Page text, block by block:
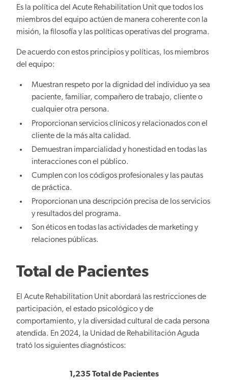
Es la política del Acute Rehabilitation Unit que todos los
miembros del equipo actúen de manera coherente con la
misión, la filosofía y las políticas operativas del programa.
De acuerdo con estos principios y políticas, los miembros
del equipo:
Muestran respeto por la dignidad del individuo ya sea
paciente, familiar, compañero de trabajo, cliente o
cualquier otra persona.
Proporcionan servicios clínicos y relacionados con el
cliente de la más alta calidad.
Demuestran imparcialidad y honestidad en todas las
interacciones con el público.
Cumplen con los códigos profesionales y las pautas
de práctica.
Proporcionan una descripción precisa de los servicios
y resultados del programa.
Son éticos en todas las actividades de marketing y
relaciones públicas.
Total de Pacientes
El Acute Rehabilitation Unit abordará las restricciones de
participación, el estado psicológico y de
comportamiento, y la diversidad cultural de cada persona
atendida. En 2024, la Unidad de Rehabilitación Aguda
trató los siguientes diagnósticos:
1,235 Total de Pacientes